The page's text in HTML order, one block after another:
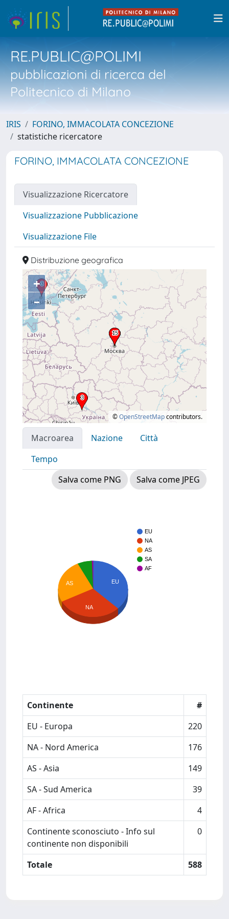
RE.PUBLIC@POLIMI
pubblicazioni di ricerca del
Politecnico di Milano
IRIS
FORINO, IMMACOLATA CONCEZIONE
statistiche ricercatore
FORINO, IMMACOLATA CONCEZIONE
Visualizzazione Ricercatore
Visualizzazione Pubblicazione
Visualizzazione File
Distribuzione geografica
+
–
©OpenStreetMapcontributors.
Macroarea Nazione
Città
Tempo
Salva come PNG
Salva come JPEG
EU
NA
AS
SA
AF
EU
AS
NA
Continente
#
EU - Europa
220
NA - Nord America
176
AS - Asia
149
SA - Sud America
39
AF - Africa
4
Continente sconosciuto - Info sul
continente non disponibili
0
Totale 588